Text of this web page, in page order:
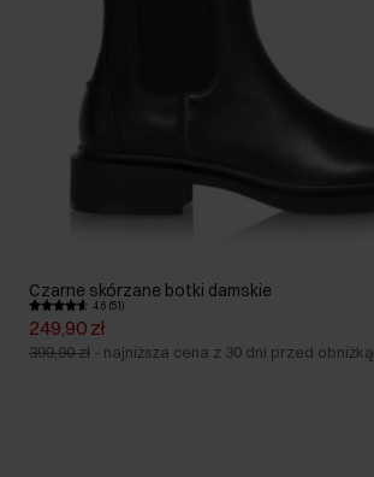
Czarne skórzane botki damskie
4.6 (51)
249,90 zł
399,90 zł - najniższa cena z 30 dni przed obniżką